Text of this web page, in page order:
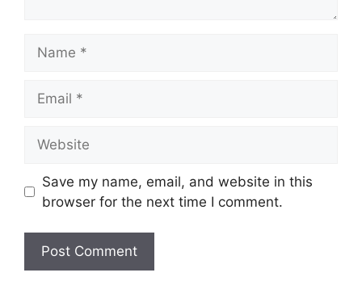
Save my name, email, and website in this
browser for the next time I comment.